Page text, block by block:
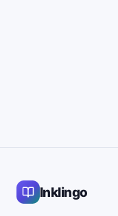
Inklingo